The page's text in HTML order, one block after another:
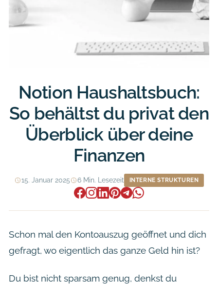
Notion Haushaltsbuch:
So behältst du privat den
Überblick über deine
Finanzen
15. Januar 2025 6 Min. Lesezeit INTERNE STRUKTUREN
Schon mal den Kontoauszug geöffnet und dich
gefragt, wo eigentlich das ganze Geld hin ist?
Du bist nicht sparsam genug, denkst du